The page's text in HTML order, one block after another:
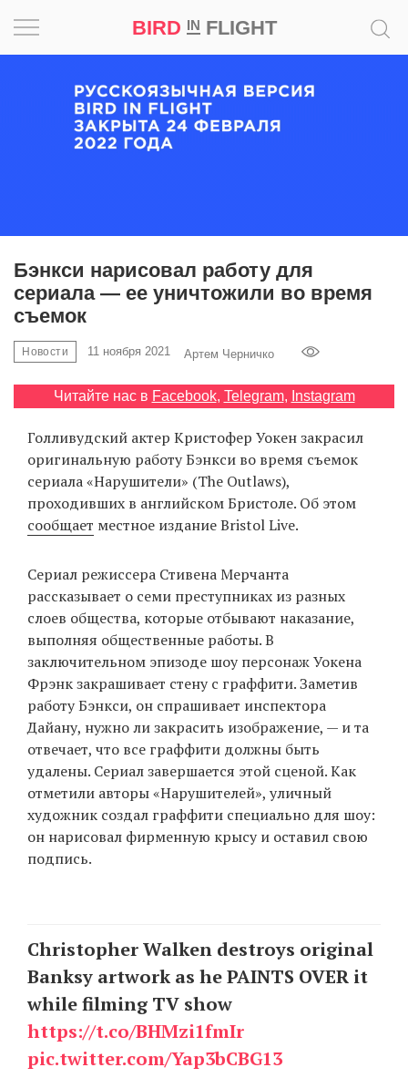
BIRD INFLIGHT
Бэнкси нарисовал работу для
сериала — ее уничтожили во время
съемок
Новости 11 ноября 2021 Артем Черничко
Читайте нас в Facebook, Telegram, Instagram
Голливудский актер Кристофер Уокен закрасил
оригинальную работу Бэнкси во время съемок ​​
сериала «Нарушители» (The Outlaws),
проходивших в английском Бристоле. Об этом
сообщает местное издание Bristol Live.
Сериал режиссера Стивена Мерчанта
рассказывает о семи преступниках из разных
слоев общества, которые отбывают наказание,
выполняя общественные работы. В
заключительном эпизоде шоу персонаж Уокена
Фрэнк закрашивает стену с граффити. Заметив
работу Бэнкси, он спрашивает инспектора
Дайану, нужно ли закрасить изображение, — и та
отвечает, что все граффити должны быть
удалены. Сериал завершается этой сценой. Как
отметили авторы «Нарушителей», уличный
художник создал граффити специально для шоу:
он нарисовал фирменную крысу и оставил свою
подпись.
Christopher Walken destroys original
Banksy artwork as he PAINTS OVER it
while filming TV show
https://t.co/BHMzi1fmIr
pic.twitter.com/Yap3bCBG13